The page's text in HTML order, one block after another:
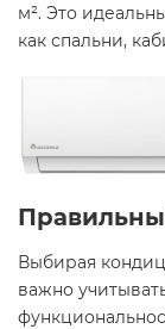
м². Это
как спальни,
Выбирая
важно